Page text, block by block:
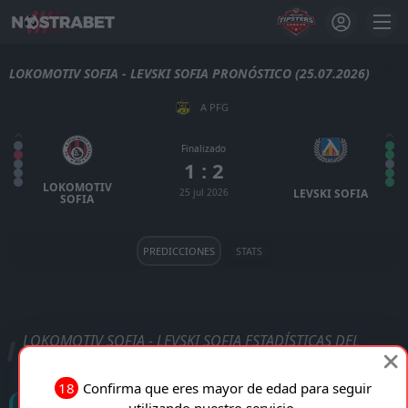
LOKOMOTIV SOFIA - LEVSKI SOFIA PRONÓSTICO (25.07.2026)
A PFG
LOKOMOTIV
SOFIA
Finalizado
1 : 2
25 jul 2026 LEVSKI SOFIA
PREDICCIONES STATS
LOKOMOTIV SOFIA - LEVSKI SOFIA ESTADÍSTICAS DEL
18 Confirma que eres mayor de edad para seguir